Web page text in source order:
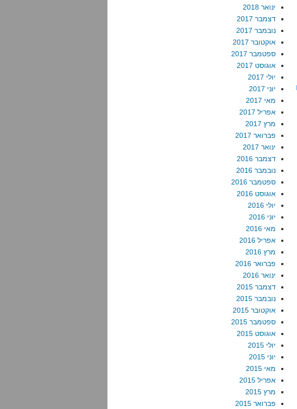
ינואר 2018
דצמבר 2017
נובמבר 2017
אוקטובר 2017
ספטמבר 2017
אוגוסט 2017
יולי 2017
יוני 2017
מאי 2017
אפריל 2017
מרץ 2017
פברואר 2017
ינואר 2017
דצמבר 2016
נובמבר 2016
ספטמבר 2016
אוגוסט 2016
יולי 2016
יוני 2016
מאי 2016
אפריל 2016
מרץ 2016
פברואר 2016
ינואר 2016
דצמבר 2015
נובמבר 2015
אוקטובר 2015
ספטמבר 2015
אוגוסט 2015
יולי 2015
יוני 2015
מאי 2015
אפריל 2015
מרץ 2015
פברואר 2015